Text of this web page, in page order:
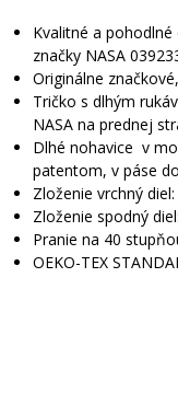
Kvalitné a
značky NASA
Originálne
Tričko s dlhým
NASA na prednej
Dlhé nohavice v
patentom, v páse
Zloženie vrchný
Zloženie spodný
Pranie na 40
OEKO-TEX